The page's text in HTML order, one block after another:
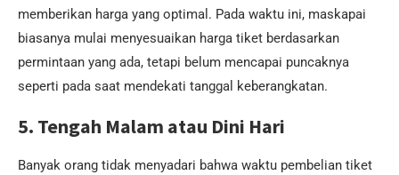
memberikan harga yang optimal. Pada waktu ini, maskapai
biasanya mulai menyesuaikan harga tiket berdasarkan
permintaan yang ada, tetapi belum mencapai puncaknya
seperti pada saat mendekati tanggal keberangkatan.
5. Tengah Malam atau Dini Hari
Banyak orang tidak menyadari bahwa waktu pembelian tiket